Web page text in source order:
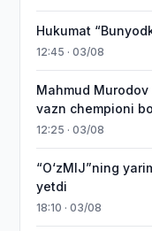
Hukumat
12:45 · 03/08
Mahmud
vazn chempioni
12:25 · 03/08
“O‘zMIJ”ning
yetdi
18:10 · 03/08